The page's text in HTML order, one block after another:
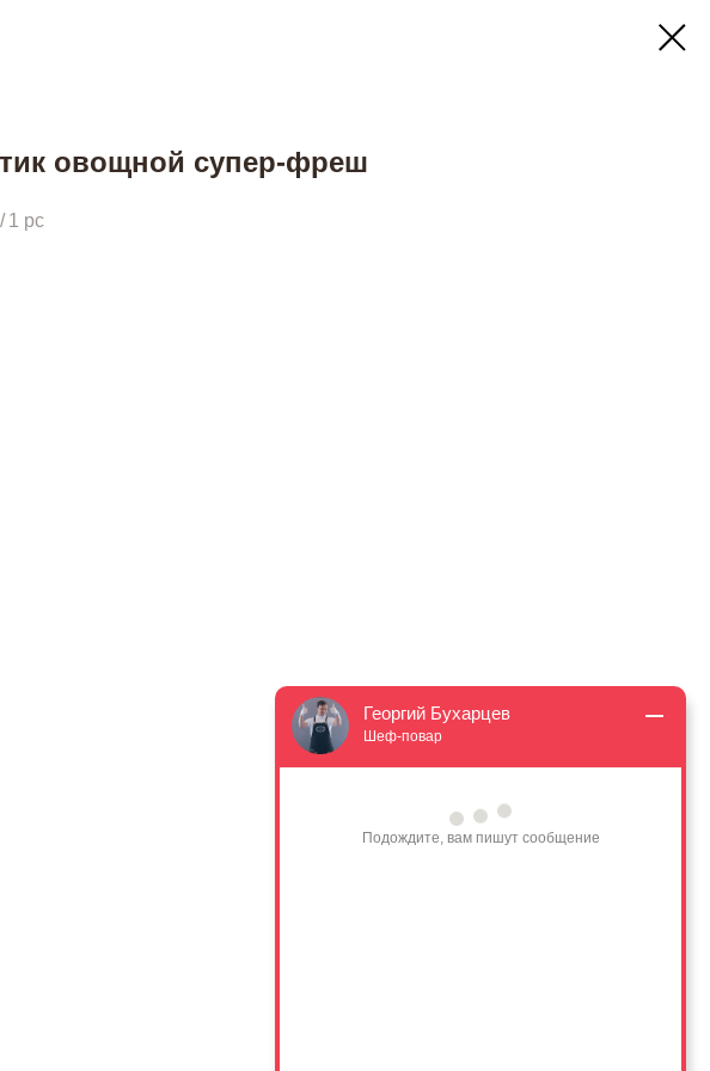
овощной супер-фреш
/ 1 pc
Георгий Бухарцев
Шеф-повар
Подождите, вам пишут сообщение